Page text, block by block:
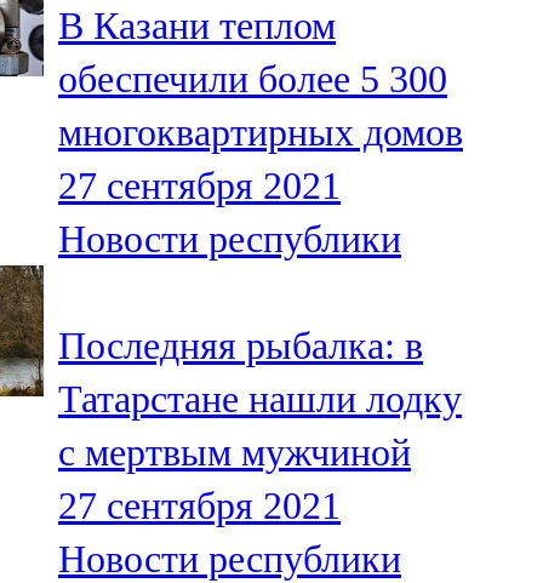
В Казани теплом
обеспечили более 5 300
многоквартирных домов
27 сентября 2021
Новости республики
Последняя рыбалка: в
Татарстане нашли лодку
с мертвым мужчиной
27 сентября 2021
Новости республики